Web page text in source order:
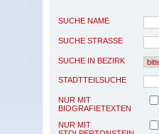
SUCHE NAME
SUCHE STRASSE
SUCHE IN BEZIRK
STADTTEILSUCHE
NUR MIT
BIOGRAFIETEXTEN
NUR MIT